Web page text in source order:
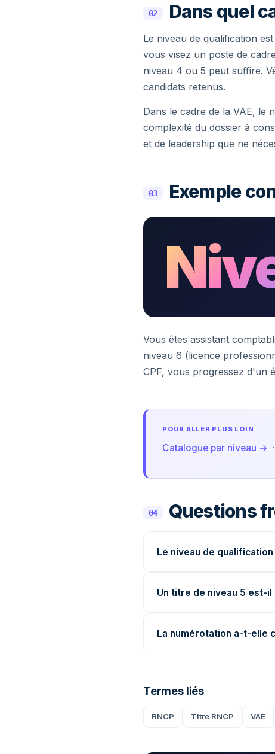
02 Dans quel
Le niveau de qualification
vous visez un poste de
niveau 4 ou 5 peut suffire.
candidats retenus.
Dans le cadre de la VAE, le
complexité du dossier à
et de leadership que ne
03 Exemple
Vous êtes assistant
niveau 6 (licence
CPF, vous progressez d'un
POUR ALLER PLUS LOIN
Catalogue par niveau → ·
04 Questions
Le niveau de
Un titre de niveau 5 est-il
La numérotation a-t-elle
Termes liés
RNCP Titre RNCP VAE